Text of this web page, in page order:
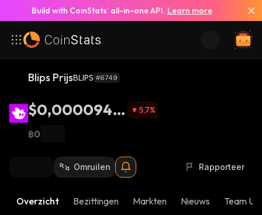
Build with CoinStats’ all-in-one API. Learn more
Blips PrijsBLIPS #6749
$0,0000942
7
5,7%
฿0
Omruilen Rapporteer
Overzicht Bezittingen Markten Nieuws Team